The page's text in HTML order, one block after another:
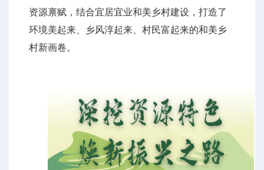
资源禀赋，结合宜居宜业和美乡村建设，打造了
环境美起来、乡风淳起来、村民富起来的和美乡
村新画卷。